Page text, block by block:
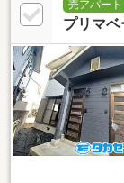
売アパート
プリマ